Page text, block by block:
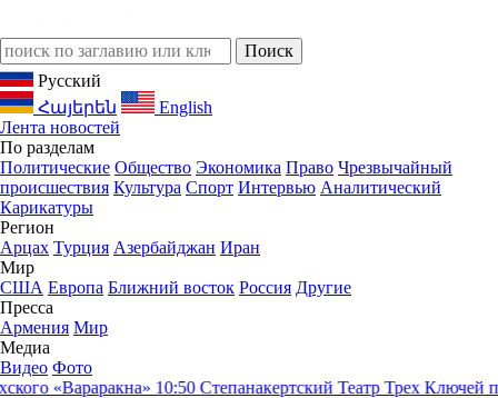
Русский
Հայերեն
English
Лента новостей
По разделам
Политические Общество Экономика Право Чрезвычайный
происшествия Культура Спорт Интервью Аналитический
Карикатуры
Регион
Арцах Турция Азербайджан Иран
Мир
США Европа Ближний восток Россия Другие
Пресса
Армения Мир
Медиа
Видео Фото
«Вараракна»10:50Степанакертский Театр Трех Ключей